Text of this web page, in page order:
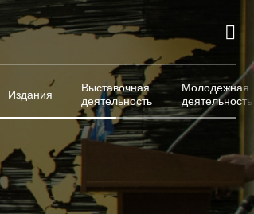
Издания
Выставочная
деятельность
Молодежная
деятельность